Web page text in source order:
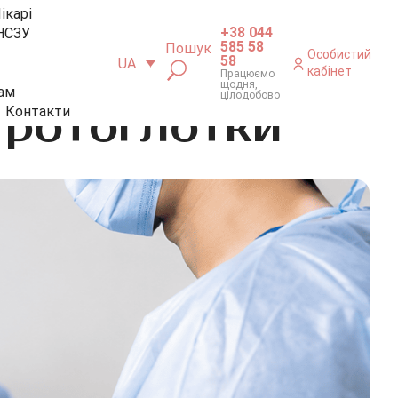
Контакти
UA
Пошук
+38 044
585 58
58
Працюємо
щодня,
цілодобово
Особистий
кабінет